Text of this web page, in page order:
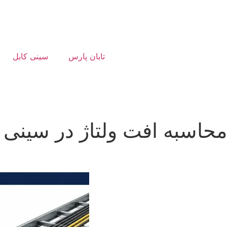
تابان پارس سینی کابل
محاسبه افت ولتاژ در سینی